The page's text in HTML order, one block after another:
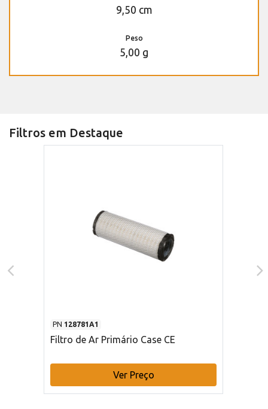
9,50 cm
Peso
5,00 g
Filtros em Destaque
PN 128781A1
Filtro de Ar Primário Case CE
Ver Preço